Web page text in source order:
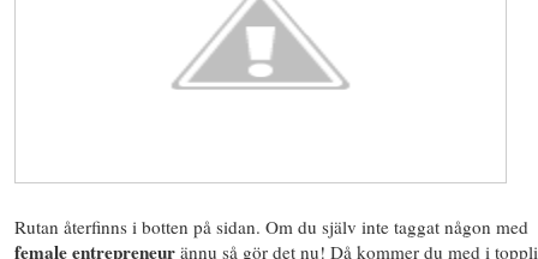
Rutan återfinns i botten på sidan. Om du själv inte taggat någon med
female entrepreneur ännu så gör det nu! Då kommer du med i